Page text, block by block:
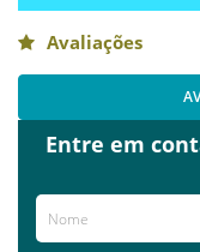
Avaliações
Entre em